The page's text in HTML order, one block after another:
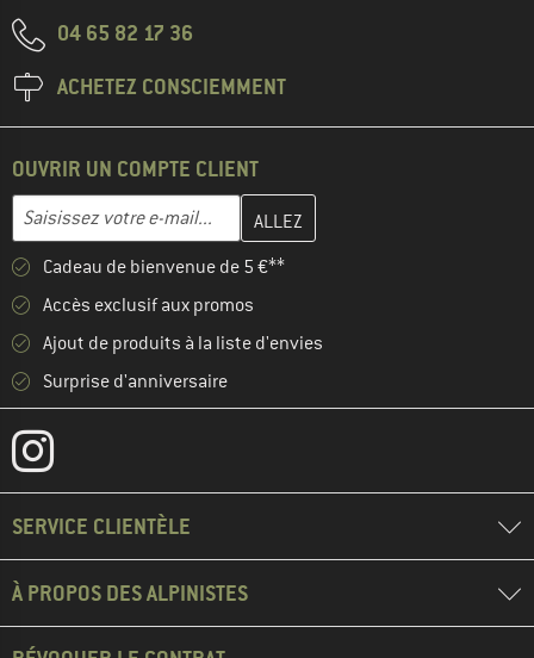
04 65 82 17 36
ACHETEZ CONSCIEMMENT
OUVRIR UN COMPTE CLIENT
Adresse e-mail
Entrez votre adresse e-mail ici et créez votre compte client à la
Cadeau de bienvenue de 5 €**
Accès exclusif aux promos
Ajout de produits à la liste d'envies
Surprise d'anniversaire
SERVICE CLIENTÈLE
À PROPOS DES ALPINISTES